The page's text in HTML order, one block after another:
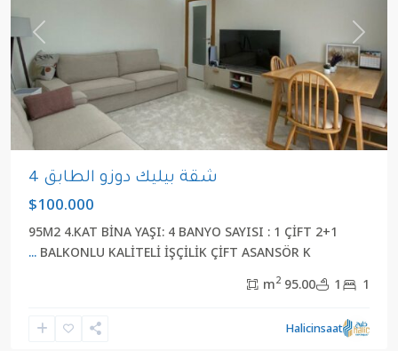
Next
شقة بيليك دوزو الطابق 4
$100.000
2+1 95M2 4.KAT BİNA YAŞI: 4 BANYO SAYISI : 1 ÇİFT
BALKONLU KALİTELİ İŞÇİLİK ÇİFT ASANSÖR K
...
1
1
95.00 m
2
Halicinsaat
كيلي
بيليك